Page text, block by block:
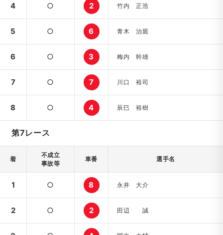
4 ○ 2 竹内 正浩
5 ○ 6 青木 治親
6 ○ 3 梅内 幹雄
7 ○ 7 川口 裕司
8 ○ 4 辰巳 裕樹
第7レース
着
不成立
事故等
車番 選手名
1 ○ 8 永井 大介
2 ○ 2 田辺 誠